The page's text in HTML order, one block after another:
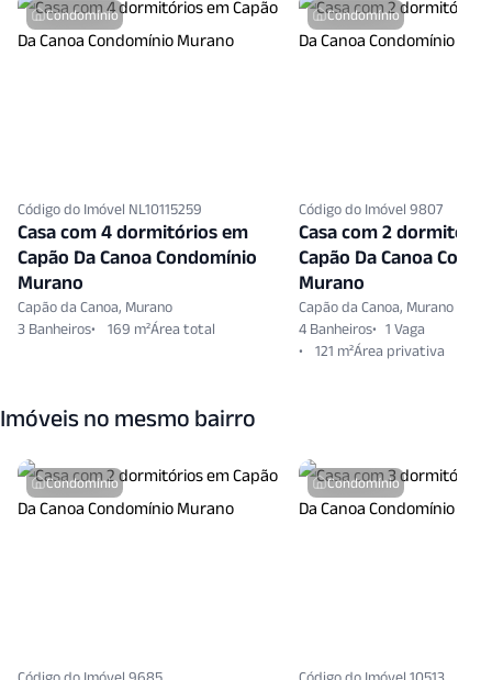
Vigilancia24 Horas
Vista Panoramica Zelador
Condomínio
Código do Imóvel NL10115259
Casa com 4 dormitórios em
Capão Da Canoa Condomínio
Murano
Capão da Canoa, Murano
3 Banheiros
169 m²
Condomínio
Código do Imóvel 9807
Casa com 2
Capão Da Canoa
Murano
Capão da Canoa, Murano
4 Banheiros
1 Vaga
121 m²
Imóveis no mesmo bairro
Condomínio Condomínio